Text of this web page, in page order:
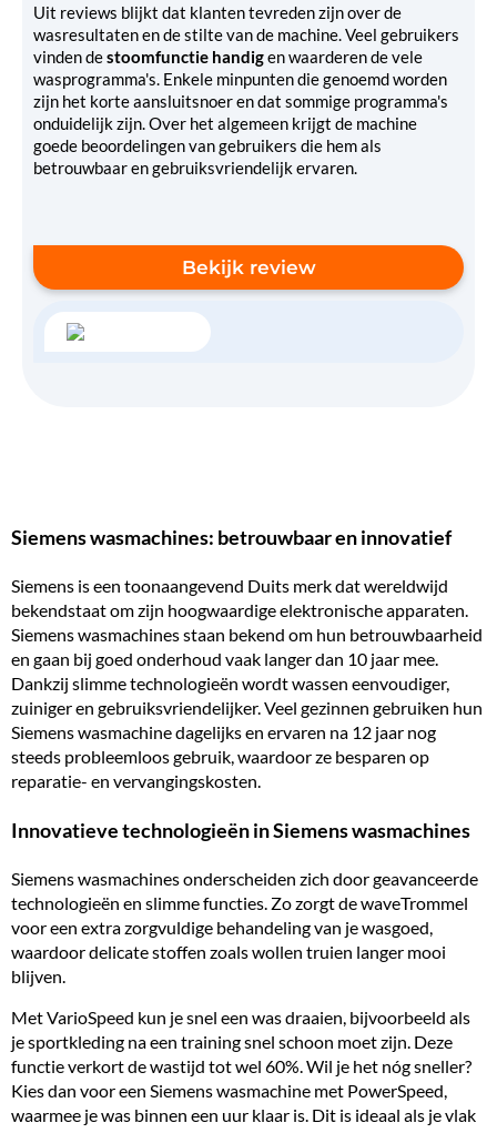
Uit reviews blijkt dat klanten tevreden zijn over de
wasresultaten en de stilte van de machine. Veel gebruikers
vinden destoomfunctie handigen waarderen de vele
wasprogramma's. Enkele minpunten die genoemd worden
zijn het korte aansluitsnoer en dat sommige programma's
onduidelijk zijn. Over het algemeen krijgt de machine
goede beoordelingen van gebruikers die hem als
betrouwbaar en gebruiksvriendelijk ervaren.
Bekijk review
Siemens wasmachines: betrouwbaar en innovatief
Siemens is een toonaangevend Duits merk dat wereldwijd
bekendstaat om zijn hoogwaardige elektronische apparaten.
Siemens wasmachines staan bekend om hun betrouwbaarheid
en gaan bij goed onderhoud vaak langer dan 10 jaar mee.
Dankzij slimme technologieën wordt wassen eenvoudiger,
zuiniger en gebruiksvriendelijker. Veel gezinnen gebruiken hun
Siemens wasmachine dagelijks en ervaren na 12 jaar nog
steeds probleemloos gebruik, waardoor ze besparen op
reparatie- en vervangingskosten.
Innovatieve technologieën in Siemens wasmachines
Siemens wasmachines onderscheiden zich door geavanceerde
technologieën en slimme functies. Zo zorgt de waveTrommel
voor een extra zorgvuldige behandeling van je wasgoed,
waardoor delicate stoffen zoals wollen truien langer mooi
blijven.
Met VarioSpeed kun je snel een was draaien, bijvoorbeeld als
je sportkleding na een training snel schoon moet zijn. Deze
functie verkort de wastijd tot wel 60%. Wil je het nóg sneller?
Kies dan voor een Siemens wasmachine met PowerSpeed,
waarmee je was binnen een uur klaar is. Dit is ideaal als je vlak